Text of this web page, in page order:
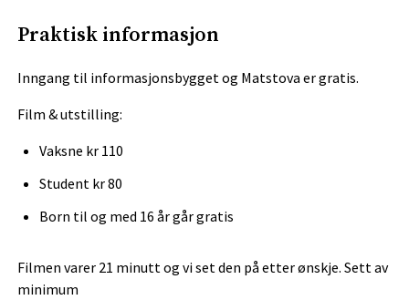
Praktisk informasjon
Inngang til informasjonsbygget og Matstova er gratis.
Film & utstilling:
Vaksne kr 110
Student kr 80
Born til og med 16 år går gratis
Filmen varer 21 minutt og vi set den på etter ønskje. Sett av
minimum